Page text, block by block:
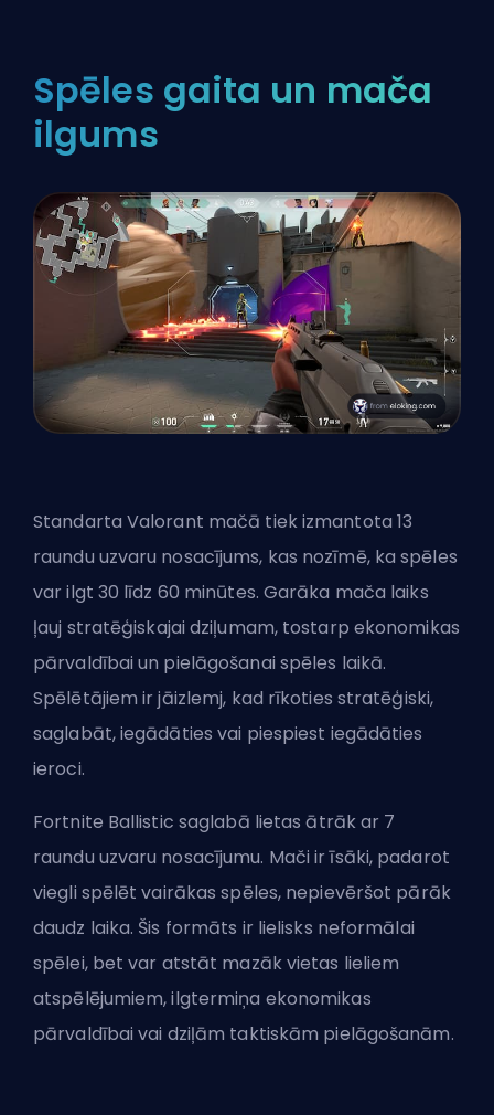
Spēles gaita un mača
ilgums
Standarta Valorant mačā tiek izmantota 13
raundu uzvaru nosacījums, kas nozīmē, ka spēles
var ilgt 30 līdz 60 minūtes. Garāka mača laiks
ļauj stratēģiskajai dziļumam, tostarp ekonomikas
pārvaldībai un pielāgošanai spēles laikā.
Spēlētājiem ir jāizlemj, kad rīkoties stratēģiski,
saglabāt, iegādāties vai piespiest iegādāties
ieroci.
Fortnite Ballistic saglabā lietas ātrāk ar 7
raundu uzvaru nosacījumu. Mači ir īsāki, padarot
viegli spēlēt vairākas spēles, nepievēršot pārāk
daudz laika. Šis formāts ir lielisks neformālai
spēlei, bet var atstāt mazāk vietas lieliem
atspēlējumiem, ilgtermiņa ekonomikas
pārvaldībai vai dziļām taktiskām pielāgošanām.